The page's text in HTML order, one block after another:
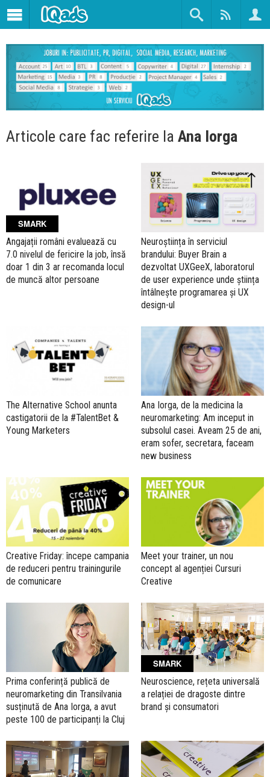
Articole care fac referire la Ana Iorga
SMARK
Angajații români evaluează cu
7.0 nivelul de fericire la job, însă
doar 1 din 3 ar recomanda locul
de muncă altor persoane
Neuroștiința în serviciul
brandului: Buyer Brain a
dezvoltat UXGeeX, laboratorul
de user experience unde știința
întâlnește programarea și UX
design-ul
The Alternative School anunta
castigatorii de la #TalentBet &
Young Marketers
Ana Iorga, de la medicina la
neuromarketing: Am inceput in
subsolul casei. Aveam 25 de ani,
eram sofer, secretara, faceam
new business
Creative Friday: începe campania
de reduceri pentru trainingurile
de comunicare
Meet your trainer, un nou
concept al agenției Cursuri
Creative
Prima conferință publică de
neuromarketing din Transilvania
susținută de Ana Iorga, a avut
peste 100 de participanți la Cluj
SMARK
Neuroscience, rețeta universală
a relației de dragoste dintre
brand și consumatori